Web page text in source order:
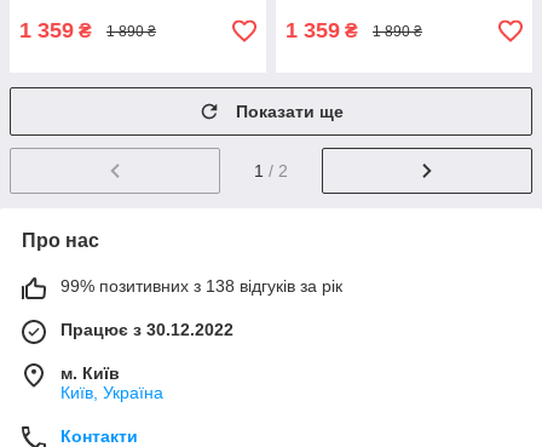
1 359 ₴ 1 890 ₴ 1 359 ₴ 1 890 ₴
Показати ще
1 / 2
Про нас
99% позитивних з 138 відгуків за рік
Працює з 30.12.2022
м. Київ
Київ, Україна
Контакти